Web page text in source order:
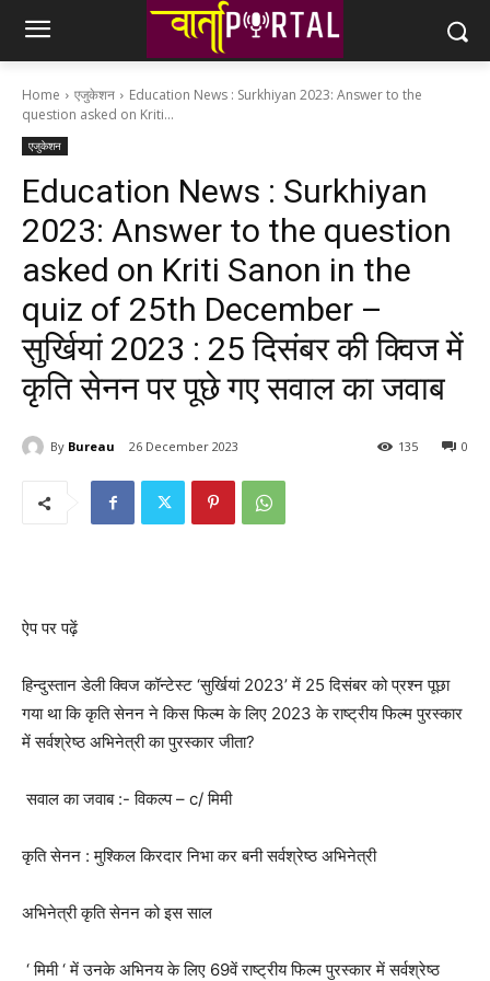
Home एजुकेशन
Education News : Surkhiyan 2023: Answer to the
question asked on Kriti...
एजुकेशन
Education News : Surkhiyan
2023: Answer to the question
asked on Kriti Sanon in the
quiz of 25th December –
सुर्खियां 2023 : 25 दिसंबर की क्विज में
कृति सेनन पर पूछे गए सवाल का जवाब
By Bureau 26 December 2023 0
135
ऐप पर पढ़ें
हिन्दुस्तान डेली क्विज कॉन्टेस्ट ‘सुर्खियां 2023’ में 25 दिसंबर को प्रश्न पूछा
गया था कि कृति सेनन ने किस फिल्म के लिए 2023 के राष्ट्रीय फिल्म पुरस्कार
में सर्वश्रेष्ठ अभिनेत्री का पुरस्कार जीता?
सवाल का जवाब :- विकल्प – c/ मिमी
कृति सेनन : मुश्किल किरदार निभा कर बनी सर्वश्रेष्ठ अभिनेत्री
अभिनेत्री कृति सेनन को इस साल
‘ मिमी ‘ में उनके अभिनय के लिए 69वें राष्ट्रीय फिल्म पुरस्कार में सर्वश्रेष्ठ